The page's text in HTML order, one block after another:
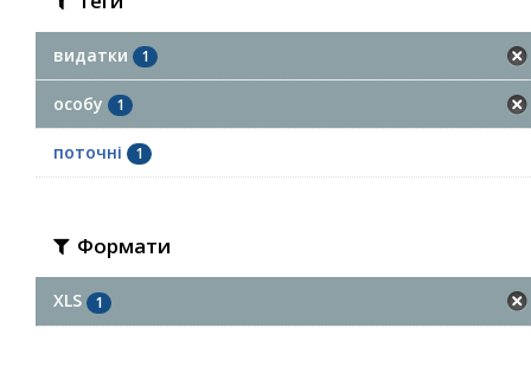
видатки 1
особу 1
поточні 1
Формати
XLS 1